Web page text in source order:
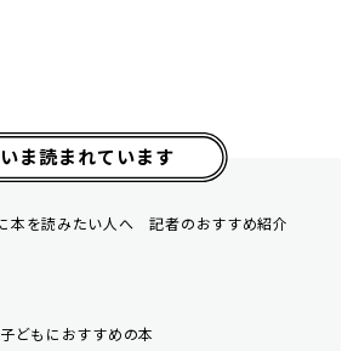
いま読まれています
本を読みたい人へ 記者のおすすめ紹介
どもにおすすめの本